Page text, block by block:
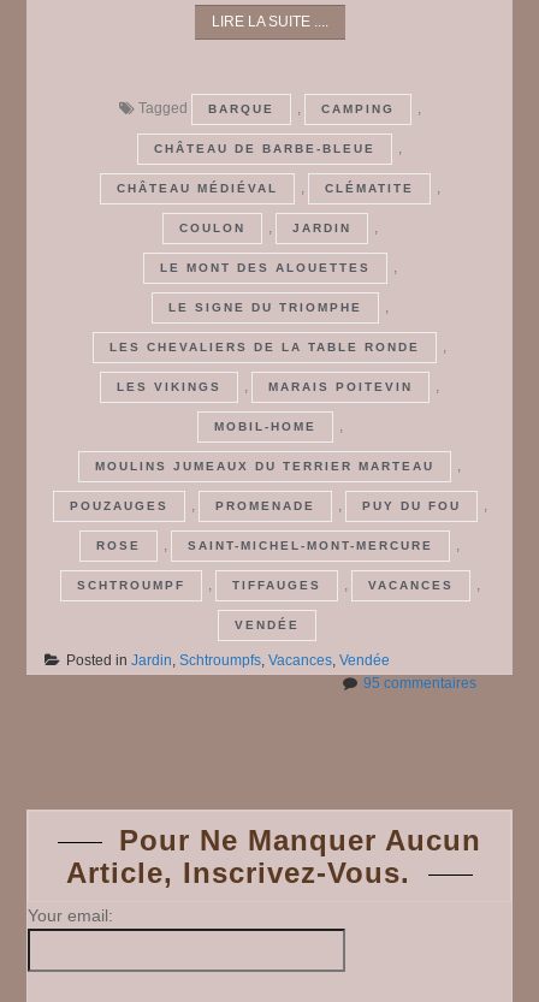
LIRE LA SUITE ....
Tagged BARQUE , CAMPING ,
CHÂTEAU DE BARBE-BLEUE ,
CHÂTEAU MÉDIÉVAL , CLÉMATITE ,
COULON , JARDIN ,
LE MONT DES ALOUETTES ,
LE SIGNE DU TRIOMPHE ,
LES CHEVALIERS DE LA TABLE RONDE ,
LES VIKINGS , MARAIS POITEVIN ,
MOBIL-HOME ,
MOULINS JUMEAUX DU TERRIER MARTEAU ,
POUZAUGES , PROMENADE , PUY DU FOU ,
ROSE , SAINT-MICHEL-MONT-MERCURE ,
SCHTROUMPF , TIFFAUGES , VACANCES ,
VENDÉE
Posted inJardin,Schtroumpfs,Vacances,Vendée
95 commentairessur
navigation
Pour Ne Manquer Aucun
Article, Inscrivez-Vous.
Your email: